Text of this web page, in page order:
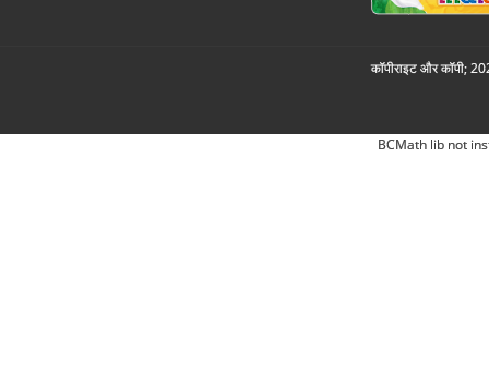
कॉपीराइट और कॉपी;
BCMath lib not